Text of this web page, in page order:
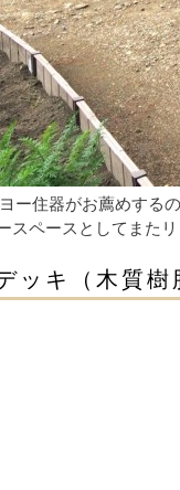
ー住器がお薦めする
スペースとしてまた
ッキ（木質樹